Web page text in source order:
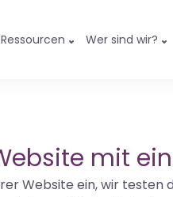
Ressourcen Wer sind wir?
mit
Website ein, wir testen